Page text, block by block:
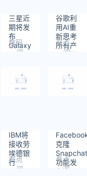
三星近
期将发
布
Galaxy
Note 7
避免此
类事件
再次发
数码
阅
1210
谷歌利
用AI重
新思考
所有产
品 引领
大时
代？
观点
阅
837
IBM将
接收劳
埃德银
行
1900
看点
阅
克隆
功能发
布之
看点
阅